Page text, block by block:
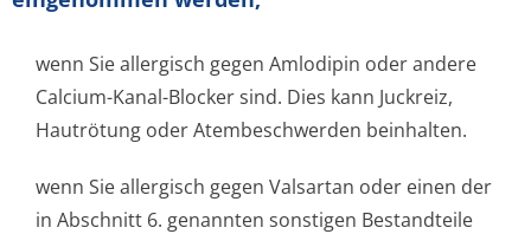
wenn Sie allergisch gegen Amlodipin oder andere
Calcium-Kanal-Blocker sind. Dies kann Juckreiz,
Hautrötung oder Atembeschwerden beinhalten.
wenn Sie allergisch gegen Valsartan oder einen der
in Abschnitt 6. genannten sonstigen Bestandteile